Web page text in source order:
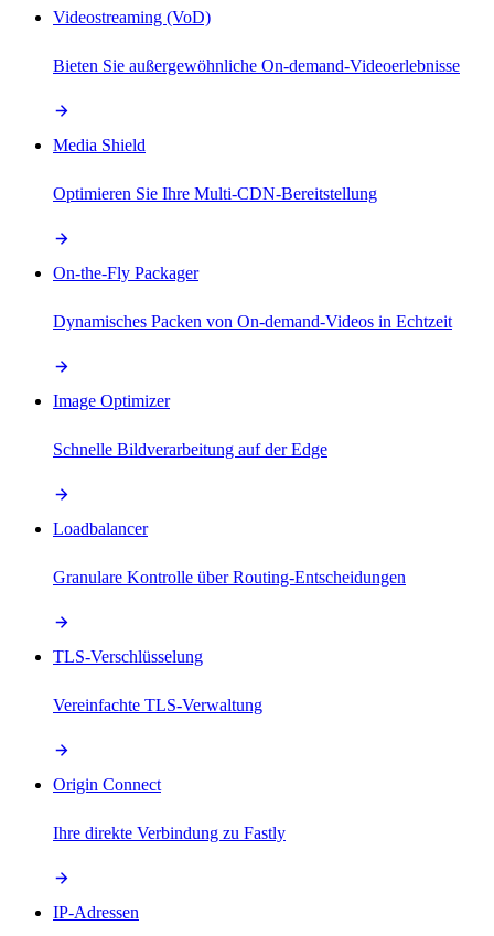
Videostreaming (VoD)
Bieten Sie außergewöhnliche On-demand-Videoerlebnisse
Media Shield
Optimieren Sie Ihre Multi-CDN-Bereitstellung
On-the-Fly Packager
Dynamisches Packen von On-demand-Videos in Echtzeit
Image Optimizer
Schnelle Bildverarbeitung auf der Edge
Loadbalancer
Granulare Kontrolle über Routing-Entscheidungen
TLS-Verschlüsselung
Vereinfachte TLS-Verwaltung
Origin Connect
Ihre direkte Verbindung zu Fastly
IP-Adressen